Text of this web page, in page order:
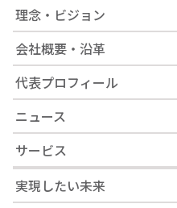
個人情報問い合わせ窓口
電子メール：
また、当社は下記の
しております。
当社の個人情報の取り
等ございましたら、
ます。
理念・ビジョン
会社概要・沿革
代表プロフィール
ニュース
サービス
実現したい未来